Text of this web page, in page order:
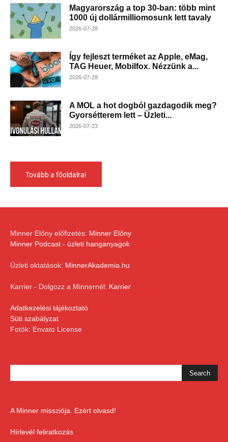
Magyarország a top 30-ban: több mint
1000 új dollármilliomosunk lett tavaly
2026-07-28
Így fejleszt terméket az Apple, eMag,
TAG Heuer, Mobilfox. Nézzünk a...
2026-07-28
A MOL a hot dogból gazdagodik meg?
Gyorsétterem lett – Üzleti...
2026-07-23
Tovább a főoldalra!
Minner Előny előfizetés: Minner Előny
Minner Podcast - üzleti hanganyagok
Üzleti oktatások: MinnerAkademia.hu
Karrier - Dolgozz a Minnernél: Karrier
Adatkezelési tájékoztató
Süti szabályzat
Fotók: Envato License
A Minner missziója. Ezért olvasd!
Hírlevél feliratkozás